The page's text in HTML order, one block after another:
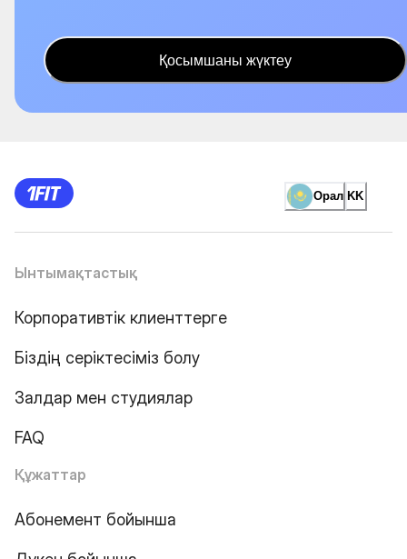
Қосымшаны жүктеу
Орал KK
Ынтымақтастық
Корпоративтік клиенттерге
Біздің серіктесіміз болу
Залдар мен студиялар
FAQ
Құжаттар
Абонемент бойынша